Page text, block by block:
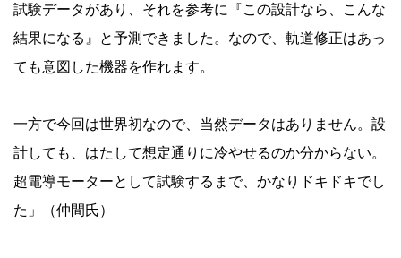
試験データがあり、それを参考に『この設計なら、こんな
結果になる』と予測できました。なので、軌道修正はあっ
ても意図した機器を作れます。
一方で今回は世界初なので、当然データはありません。設
計しても、はたして想定通りに冷やせるのか分からない。
超電導モーターとして試験するまで、かなりドキドキでし
た」（仲間氏）